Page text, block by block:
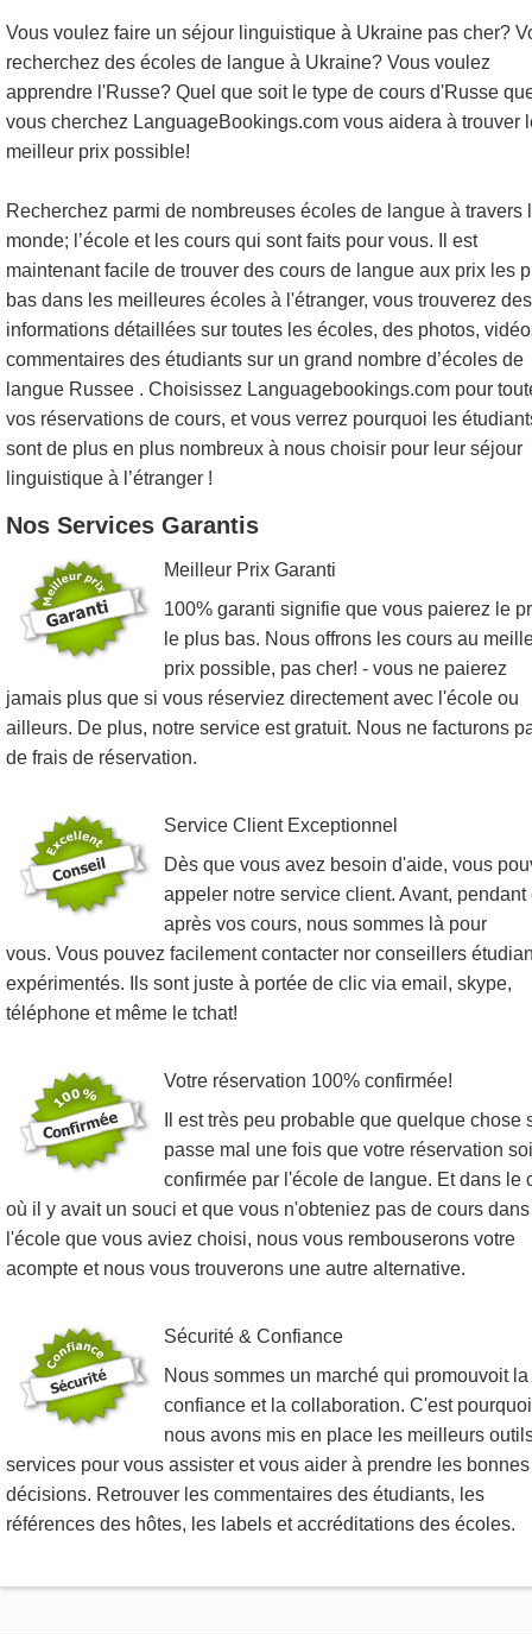
Vous voulez faire un séjour linguistique à Ukraine pas cher?
recherchez des écoles de langue à Ukraine? Vous voulez
apprendre l'Russe? Quel que soit le type de cours d'Russe
vous cherchez LanguageBookings.com vous aidera à trouver
meilleur prix possible!
Recherchez parmi de nombreuses écoles de langue à travers
monde; l’école et les cours qui sont faits pour vous. Il est
maintenant facile de trouver des cours de langue aux prix les
bas dans les meilleures écoles à l'étranger, vous trouverez des
informations détaillées sur toutes les écoles, des photos,
commentaires des étudiants sur un grand nombre d’écoles de
langue Russee . Choisissez Languagebookings.com pour
vos réservations de cours, et vous verrez pourquoi les
sont de plus en plus nombreux à nous choisir pour leur séjour
linguistique à l’étranger !
Nos Services Garantis
Meilleur Prix Garanti
100% garanti signifie que vous paierez le
le plus bas. Nous offrons les cours au
prix possible, pas cher! - vous ne paierez
jamais plus que si vous réserviez directement avec l'école ou
ailleurs. De plus, notre service est gratuit. Nous ne facturons
de frais de réservation.
Service Client Exceptionnel
Dès que vous avez besoin d'aide, vous
appeler notre service client. Avant, pendant
après vos cours, nous sommes là pour
vous. Vous pouvez facilement contacter nor conseillers
expérimentés. Ils sont juste à portée de clic via email, skype,
téléphone et même le tchat!
Votre réservation 100% confirmée!
Il est très peu probable que quelque chose
passe mal une fois que votre réservation
confirmée par l'école de langue. Et dans le
où il y avait un souci et que vous n'obteniez pas de cours dans
l'école que vous aviez choisi, nous vous rembouserons votre
acompte et nous vous trouverons une autre alternative.
Sécurité & Confiance
Nous sommes un marché qui promouvoit la
confiance et la collaboration. C'est pourquoi
nous avons mis en place les meilleurs
services pour vous assister et vous aider à prendre les bonnes
décisions. Retrouver les commentaires des étudiants, les
références des hôtes, les labels et accréditations des écoles.